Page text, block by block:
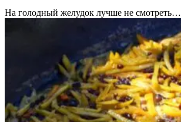
На голодный желудок лучше не смотреть…